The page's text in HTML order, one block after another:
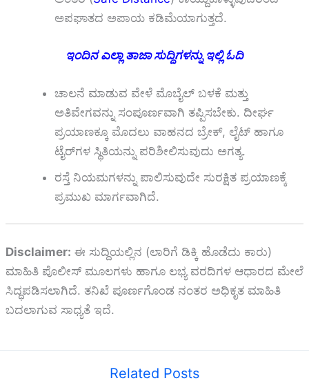
ಅಪಘಾತದ ಅಪಾಯ ಕಡಿಮೆಯಾಗುತ್ತದೆ.
ಇಂದಿನ ಎಲ್ಲಾ ತಾಜಾ ಸುದ್ದಿಗಳನ್ನು ಇಲ್ಲಿ ಓದಿ
ಚಾಲನೆ ಮಾಡುವ ವೇಳೆ ಮೊಬೈಲ್ ಬಳಕೆ ಮತ್ತು
ಅತಿವೇಗವನ್ನು ಸಂಪೂರ್ಣವಾಗಿ ತಪ್ಪಿಸಬೇಕು. ದೀರ್ಘ
ಪ್ರಯಾಣಕ್ಕೂ ಮೊದಲು ವಾಹನದ ಬ್ರೇಕ್, ಲೈಟ್ ಹಾಗೂ
ಟೈರ್‌ಗಳ ಸ್ಥಿತಿಯನ್ನು ಪರಿಶೀಲಿಸುವುದು ಅಗತ್ಯ.
ರಸ್ತೆ ನಿಯಮಗಳನ್ನು ಪಾಲಿಸುವುದೇ ಸುರಕ್ಷಿತ ಪ್ರಯಾಣಕ್ಕೆ
ಪ್ರಮುಖ ಮಾರ್ಗವಾಗಿದೆ.
Disclaimer: ಈ ಸುದ್ದಿಯಲ್ಲಿನ (ಲಾರಿಗೆ ಡಿಕ್ಕಿ ಹೊಡೆದು ಕಾರು)
ಮಾಹಿತಿ ಪೊಲೀಸ್ ಮೂಲಗಳು ಹಾಗೂ ಲಭ್ಯ ವರದಿಗಳ ಆಧಾರದ ಮೇಲೆ
ಸಿದ್ಧಪಡಿಸಲಾಗಿದೆ. ತನಿಖೆ ಪೂರ್ಣಗೊಂಡ ನಂತರ ಅಧಿಕೃತ ಮಾಹಿತಿ
ಬದಲಾಗುವ ಸಾಧ್ಯತೆ ಇದೆ.
Related Posts